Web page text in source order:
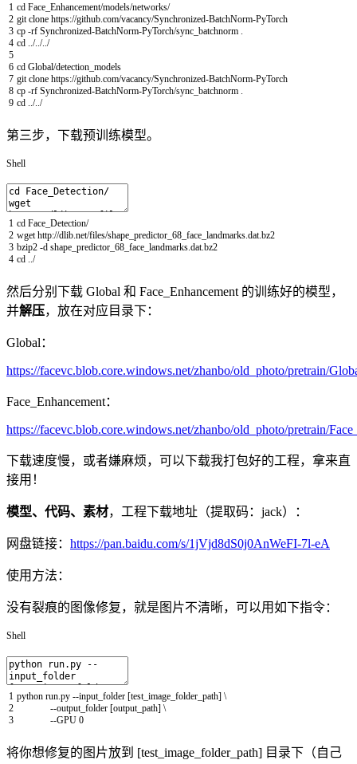
1
2
3
4
5
6
7
8
9
cd Face_Enhancement/models/networks/
git clone https://github .com/vacancy/Synchronized-BatchNorm-PyTorch
cp -rf Synchronized-BatchNorm-PyTorch/sync batchnorm
cd
/. /. /
cd Global/detection_models
git clone https://github .com/vacancy/Synchronized-BatchNorm-PyTorch
cp -rf Synchronized-BatchNorm-PyTorch/sync batchnorm
cd
/. /
第三步，下载预训练模型。
Shell
1
2
3
4
cd Face_Detection/
wgethttp://dlib.net/files/shape_predictor_68_face_landmarks.dat.bz2
bzip2 -d shape_predictor_68_face_landmarks.dat.bz2
cd ../
然后分别下载 Global 和 Face_Enhancement 的训练好的模型，
并解压，放在对应目录下：
Global：
https://facevc.blob.core.windows.net/zhanbo/old_photo/pretrain/
Face_Enhancement：
https://facevc.blob.core.windows.net/zhanbo/old_photo/pretrain/
下载速度慢，或者嫌麻烦，可以下载我打包好的工程，拿来直
接用！
模型、代码、素材，工程下载地址（提取码：jack）：
网盘链接： https://pan.baidu.com/s/1jVjd8dS0j0AnWeFI-7l-eA
使用方法：
没有裂痕的图像修复，就是图片不清晰，可以用如下指令：
Shell
1
2
3
python run.py --input_ folder [test_image_folder_path] \
--output_ folder [output_path] \
--GPU 0
将你想修复的图片放到 [test_image_folder_path] 目录下（自己